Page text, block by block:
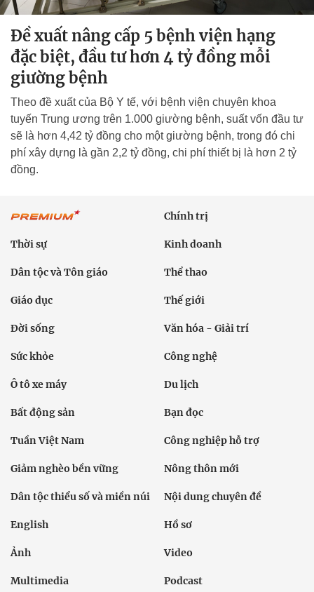
Đề xuất nâng cấp 5 bệnh viện hạng
đặc biệt, đầu tư hơn 4 tỷ đồng mỗi
giường bệnh
Theo đề xuất của Bộ Y tế, với bệnh viện chuyên khoa
tuyến Trung ương trên 1.000 giường bệnh, suất vốn đầu tư
sẽ là hơn 4,42 tỷ đồng cho một giường bệnh, trong đó chi
phí xây dựng là gần 2,2 tỷ đồng, chi phí thiết bị là hơn 2 tỷ
đồng.
Chính trị
Thời sự Kinh doanh
Dân tộc và Tôn giáo Thể thao
Giáo dục Thế giới
Đời sống Văn hóa - Giải trí
Sức khỏe Công nghệ
Ô tô xe máy Du lịch
Bất động sản Bạn đọc
Tuần Việt Nam Công nghiệp hỗ trợ
Giảm nghèo bền vững Nông thôn mới
Dân tộc thiểu số và miền núi Nội dung chuyên đề
English Hồ sơ
Ảnh Video
Multimedia Podcast